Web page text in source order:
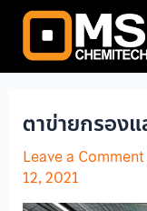
Skip
content
ตาข่ายกรอง
Leave a Comment
12, 2021
Post
navigation